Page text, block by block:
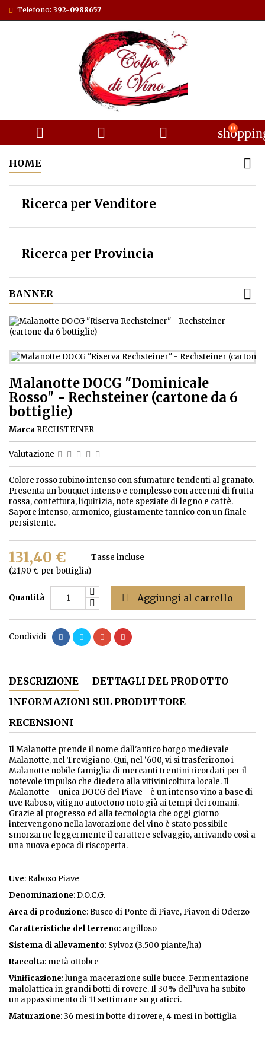
Telefono: 392-0988657
   0
HOME
Ricerca per Venditore
Ricerca per Provincia
BANNER
Malanotte DOCG "Dominicale
Rosso" - Rechsteiner (cartone da 6
bottiglie)
Marca RECHSTEINER
Valutazione
Colore rosso rubino intenso con sfumature tendenti al granato.
Presenta un bouquet intenso e complesso con accenni di frutta
rossa, confettura, liquirizia, note speziate di legno e caffè.
Sapore intenso, armonico, giustamente tannico con un finale
persistente.
131,40 €
(21,90 € per bottiglia)
Tasse incluse
Quantità  Aggiungi al carrello
Condividi
DESCRIZIONE
DETTAGLI DEL PRODOTTO
INFORMAZIONI SUL PRODUTTORE
RECENSIONI
Il Malanotte prende il nome dall'antico borgo medievale
Malanotte, nel Trevigiano. Qui, nel ‘600, vi si trasferirono i
Malanotte nobile famiglia di mercanti trentini ricordati per il
notevole impulso che diedero alla vitivinicoltura locale. Il
Malanotte – unica DOCG del Piave - è un intenso vino a base di
uve Raboso, vitigno autoctono noto già ai tempi dei romani.
Grazie al progresso ed alla tecnologia che oggi giorno
intervengono nella lavorazione del vino è stato possibile
smorzarne leggermente il carattere selvaggio, arrivando così a
una nuova epoca di riscoperta.
Uve: Raboso Piave
Denominazione: D.O.C.G.
Area di produzione: Busco di Ponte di Piave, Piavon di Oderzo
Caratteristiche del terreno: argilloso
Sistema di allevamento: Sylvoz (3.500 piante/ha)
Raccolta: metà ottobre
Vinificazione: lunga macerazione sulle bucce. Fermentazione
malolattica in grandi botti di rovere. Il 30% dell’uva ha subito
un appassimento di 11 settimane su graticci.
Maturazione: 36 mesi in botte di rovere, 4 mesi in bottiglia